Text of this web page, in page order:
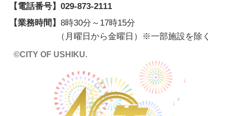
【電話番号】 029-873-2111
【業務時間】 8時30分～17時15分
（月曜日から金曜日）※一部施設を除く
©CITY OF USHIKU.